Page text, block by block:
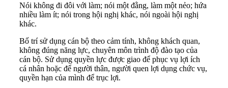
Nói không đi đôi với làm; nói một đằng, làm một nẻo; hứa
nhiều làm ít; nói trong hội nghị khác, nói ngoài hội nghị
khác.
Bố trí sử dụng cán bộ theo cảm tính, không khách quan,
không đúng năng lực, chuyên môn trình độ đào tạo của
cán bộ. Sử dụng quyền lực được giao để phục vụ lợi ích
cá nhân hoặc để người thân, người quen lợi dụng chức vụ,
quyền hạn của mình để trục lợi.